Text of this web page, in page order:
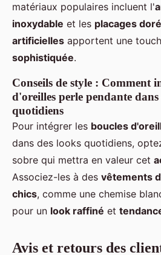
matériaux populaires incluent l'
inoxydable et les placages
artificielles apportent une
sophistiquée.
Conseils de style : Comment
d'oreilles perle pendante dans
quotidiens
Pour intégrer les boucles
dans des looks quotidiens,
sobre qui mettra en valeur cet
Associez-les à des vêtements
chics, comme une chemise
pour un look raffiné et
Avis et retours des